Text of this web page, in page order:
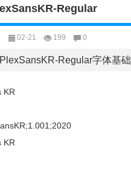
Regular
02-21 199 0
Regular字体基
KR
KR